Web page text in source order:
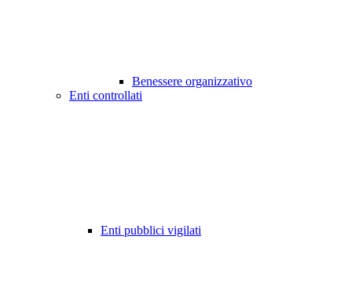
Benessere organizzativo
Enti controllati
Enti pubblici vigilati